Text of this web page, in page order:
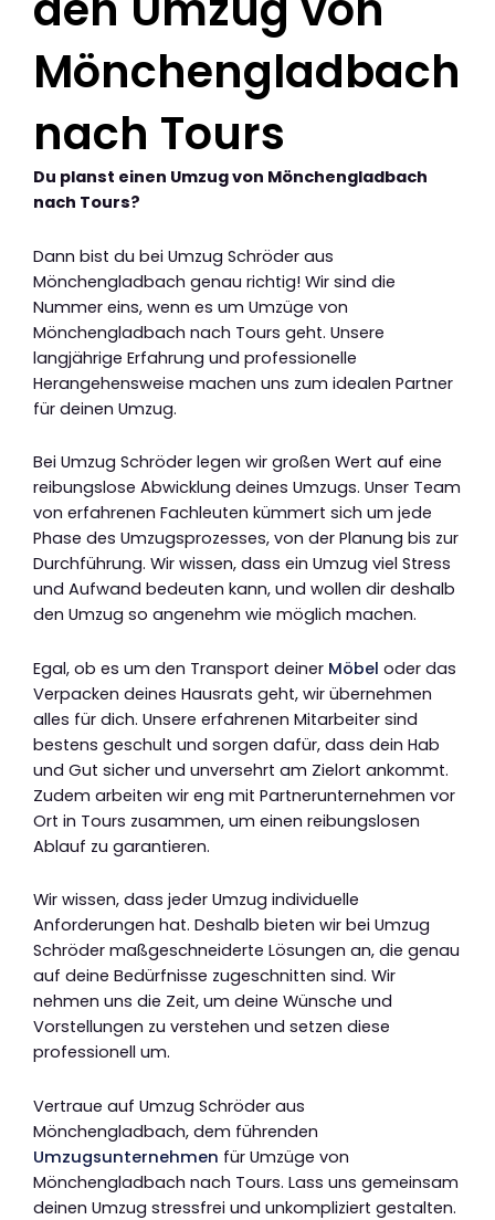
Mönchengladbach
nach Tours
Du planst einen Umzug von Mönchengladbach
nach Tours?
Dann bist du bei Umzug Schröder aus
Mönchengladbach genau richtig! Wir sind die
Nummer eins, wenn es um Umzüge von
Mönchengladbach nach Tours geht. Unsere
langjährige Erfahrung und professionelle
Herangehensweise machen uns zum idealen Partner
für deinen Umzug.
Bei Umzug Schröder legen wir großen Wert auf eine
reibungslose Abwicklung deines Umzugs. Unser Team
von erfahrenen Fachleuten kümmert sich um jede
Phase des Umzugsprozesses, von der Planung bis zur
Durchführung. Wir wissen, dass ein Umzug viel Stress
und Aufwand bedeuten kann, und wollen dir deshalb
den Umzug so angenehm wie möglich machen.
Egal, ob es um den Transport deiner Möbel oder das
Verpacken deines Hausrats geht, wir übernehmen
alles für dich. Unsere erfahrenen Mitarbeiter sind
bestens geschult und sorgen dafür, dass dein Hab
und Gut sicher und unversehrt am Zielort ankommt.
Zudem arbeiten wir eng mit Partnerunternehmen vor
Ort in Tours zusammen, um einen reibungslosen
Ablauf zu garantieren.
Wir wissen, dass jeder Umzug individuelle
Anforderungen hat. Deshalb bieten wir bei Umzug
Schröder maßgeschneiderte Lösungen an, die genau
auf deine Bedürfnisse zugeschnitten sind. Wir
nehmen uns die Zeit, um deine Wünsche und
Vorstellungen zu verstehen und setzen diese
professionell um.
Vertraue auf Umzug Schröder aus
Mönchengladbach, dem führenden
Umzugsunternehmen für Umzüge von
Mönchengladbach nach Tours. Lass uns gemeinsam
deinen Umzug stressfrei und unkompliziert gestalten.